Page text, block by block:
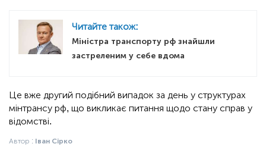
Читайте також:
Міністра транспорту рф знайшли
застреленим у себе вдома
Це вже другий подібний випадок за день у структурах
мінтрансу рф, що викликає питання щодо стану справ у
відомстві.
Автор : Іван Сірко